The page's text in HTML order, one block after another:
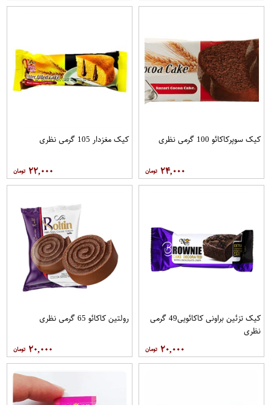
کیک سوپرکاکائو 100 گرمی نظری
۲۴,۰۰۰
کیک مغزدار 105 گرمی نظری
۲۲,۰۰۰
کیک تزئین براونی کاکائویی49 گرمی
نظری
۲۰,۰۰۰
رولتین کاکائو 65 گرمی نظری
۲۰,۰۰۰